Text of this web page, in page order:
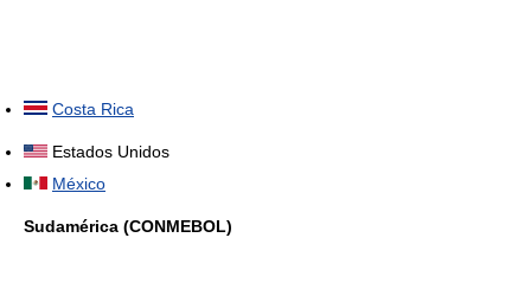
Costa Rica
Estados Unidos
México
Sudamérica (CONMEBOL)